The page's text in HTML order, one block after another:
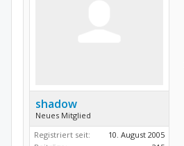
shadow
Neues Mitglied
Registriert seit:
10. August 2005